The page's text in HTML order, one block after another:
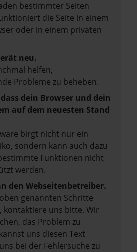
bestimmter Seiten
die Seite in einem
oder in einem privaten
neu.
helfen,
Probleme zu beheben.
dein Browser und dein
auf dem neuesten Stand
birgt nicht nur ein
sondern kann auch dazu
Funktionen nicht
werden.
den Webseitenbetreiber.
genannten Schritte
kontaktiere uns bitte. Wir
das Problem zu
uns diesen Text
bei der Fehlersuche zu